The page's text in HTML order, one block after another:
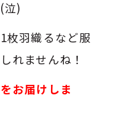
泣)
枚羽織るなど服
れませんね！
お届けしま